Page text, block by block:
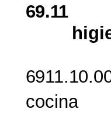
69.11
cocina